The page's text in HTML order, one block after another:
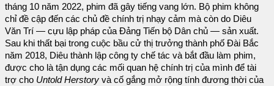
tháng 10 năm 2022, phim đã gây tiếng vang lớn. Bộ phim không
chỉ đề cập đến các chủ đề chính trị nhạy cảm mà còn do Diêu
Văn Trí — cựu lập pháp của Đảng Tiến bộ Dân chủ — sản xuất.
Sau khi thất bại trong cuộc bầu cử thị trưởng thành phố Đài Bắc
năm 2018, Diêu thành lập công ty chế tác và bắt đầu làm phim,
được cho là tận dụng các mối quan hệ chính trị của mình để tài
trợ cho Untold Herstory và cố gắng mở rộng tính đương thời của